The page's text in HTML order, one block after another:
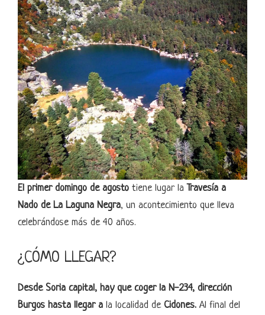
El primer domingo de agosto tiene lugar laTravesía a
Nado de La Laguna Negra, un acontecimiento que lleva
celebrándose más de 40 años.
¿CÓMO LLEGAR?
Desde Soria capital, hay que coger la N-234, dirección
Burgos hasta llegar a la localidad de Cidones. Al final del